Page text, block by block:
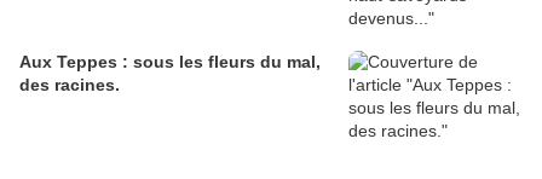
Aux Teppes : sous les fleurs du mal,
des racines.